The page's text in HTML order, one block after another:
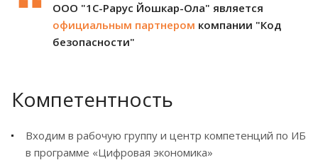
ООО "1С-Рарус Йошкар-Ола" является
официальным партнером компании "Код
безопасности"
Компетентность
Входим в рабочую группу и центр компетенций по ИБ
в программе «Цифровая экономика»